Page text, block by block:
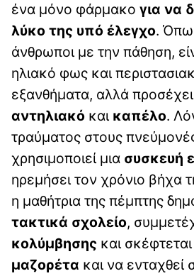
ένα μόνο φάρμακο για να
λύκο της υπό έλεγχο.
άνθρωποι με την πάθηση,
ηλιακό φως και
εξανθήματα, αλλά
αντηλιακό και καπέλο.
τραύματος στους
χρησιμοποιεί μια συσκευή
ηρεμήσει τον χρόνιο βήχα
η μαθήτρια της πέμπτης
τακτικά σχολείο,
κολύμβησης και σκέφτεται
μαζορέτα και να ενταχθεί